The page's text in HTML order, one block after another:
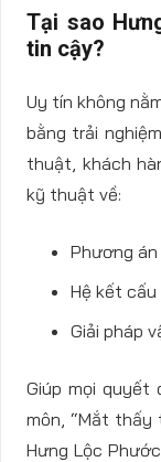
Tại sao
tin cậy?
Uy tín không
bằng trải
thuật, khách
kỹ thuật về:
Phương án
Hệ kết cấu
Giải pháp
Giúp mọi quyết
môn, “Mắt thấy
Hưng Lộc